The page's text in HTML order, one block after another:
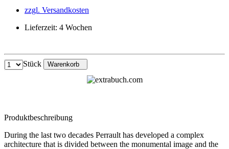
zzgl. Versandkosten
Lieferzeit: 4 Wochen
Stück Warenkorb
Produktbeschreibung
During the last two decades Perrault has developed a complex
architecture that is divided between the monumental image and the